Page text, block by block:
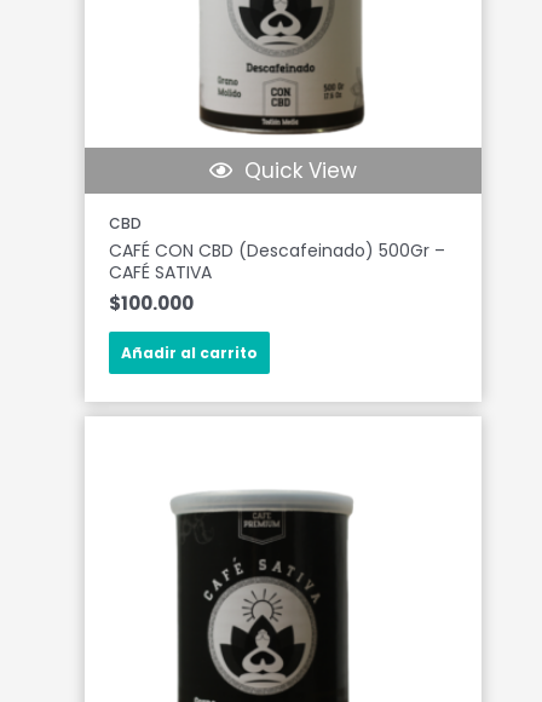
Quick View
CBD
CAFÉ CON CBD (Descafeinado) 500Gr –
CAFÉ SATIVA
$100.000
Añadir al carrito